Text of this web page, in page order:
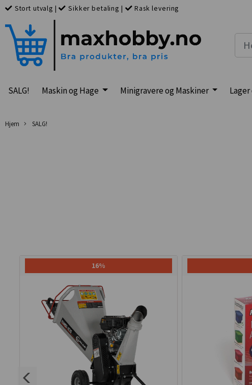
Stort utvalg | Sikker betaling | Rask levering
SALG! Maskin og Hage Minigravere og Maskiner
Hjem SALG!
16%